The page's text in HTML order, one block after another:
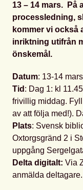
13 – 14 mars. På
processledning,
kommer vi också
inriktning utifrån
önskemål.
Datum: 13-14
Tid : Dag 1: kl
frivillig middag.
av att följa med!).
Plats: Svensk
Oxtorgsgränd 2 i
uppgång
Delta digitalt: Via
anmälda deltagare.